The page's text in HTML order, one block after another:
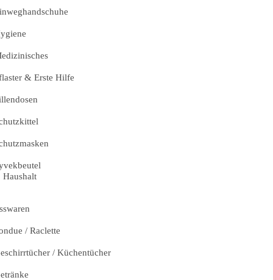
& Erste Hilfe
Haushalt
/ Raclette
/ Küchentücher